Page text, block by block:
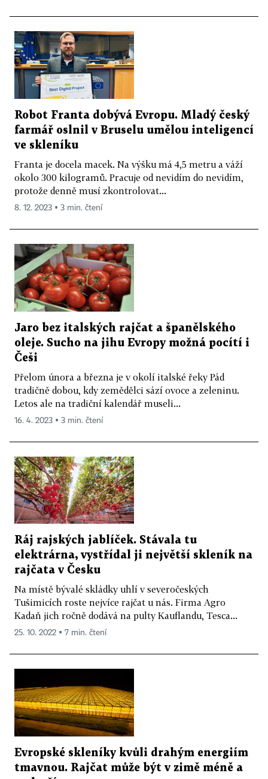
Robot Franta dobývá Evropu. Mladý český
farmář oslnil v Bruselu umělou inteligencí
ve skleníku
Franta je docela macek. Na výšku má 4,5 metru a váží
okolo 300 kilogramů. Pracuje od nevidím do nevidím,
protože denně musí zkontrolovat...
8. 12. 2023 ▪ 3 min. čtení
Jaro bez italských rajčat a španělského
oleje. Sucho na jihu Evropy možná pocítí i
Češi
Přelom února a března je v okolí italské řeky Pád
tradičně dobou, kdy zemědělci sází ovoce a zeleninu.
Letos ale na tradiční kalendář museli...
16. 4. 2023 ▪ 3 min. čtení
Ráj rajských jablíček. Stávala tu
elektrárna, vystřídal ji největší skleník na
rajčata v Česku
Na místě bývalé skládky uhlí v severočeských
Tušimicích roste nejvíce rajčat u nás. Firma Agro
Kadaň jich ročně dodává na pulty Kauflandu, Tesca...
25. 10. 2022 ▪ 7 min. čtení
Evropské skleníky kvůli drahým energiím
tmavnou. Rajčat může být v zimě méně a